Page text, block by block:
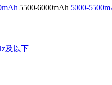
5500-6000mAh 5000-
及以下